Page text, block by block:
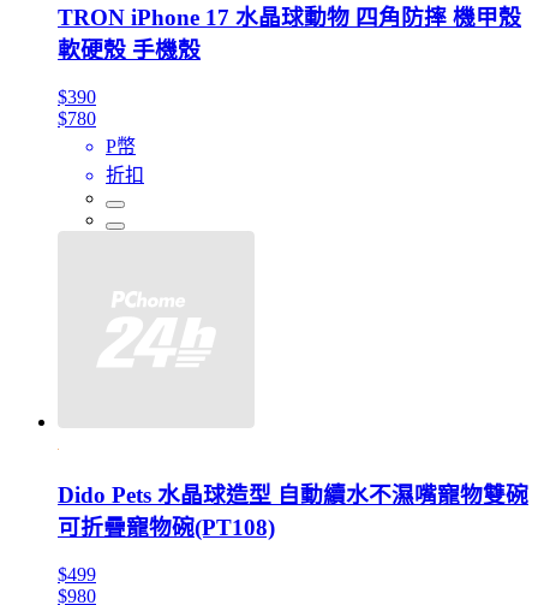
TRON iPhone 17 水晶球動物 四角防摔 機甲殼
軟硬殼 手機殼
$390
$780
P幣
折扣
Dido Pets 水晶球造型 自動續水不濕嘴寵物雙碗
可折疊寵物碗(PT108)
$499
$980